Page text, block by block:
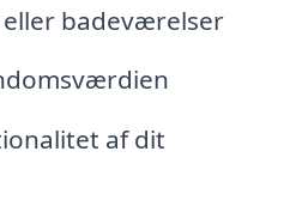
badeværelser
af dit